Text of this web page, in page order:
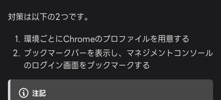
対策は以下の2つです。
環境ごとにChromeのプロファイルを用意する
ブックマークバーを表示し、マネジメントコンソール
のログイン画面をブックマークする
注記